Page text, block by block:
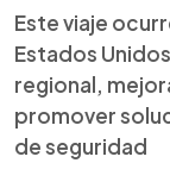
Este viaje
Estados
regional,
promover
de seguridad